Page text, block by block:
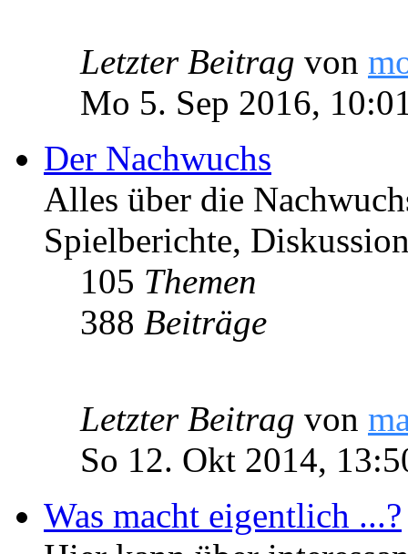
Letzter Beitrag von
Mo 5. Sep 2016,
Der Nachwuchs
Alles über die
Spielberichte,
105 Themen
388 Beiträge
Letzter Beitrag von
So 12. Okt 2014,
Was macht eigentlich ...?